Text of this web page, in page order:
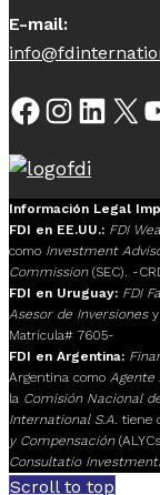
E-mail:
Facebook
X
Información Legal
FDI en EE.UU.: FDI
como Investment
Commission(SEC). -
FDI en Uruguay: FDI
Asesor de Inversionesy
Matrícula# 7605-
FDI en Argentina:
Argentina como Agente
la Comisión Nacional
International S.A. tiene
y Compensación
Consultatio
Scroll to top